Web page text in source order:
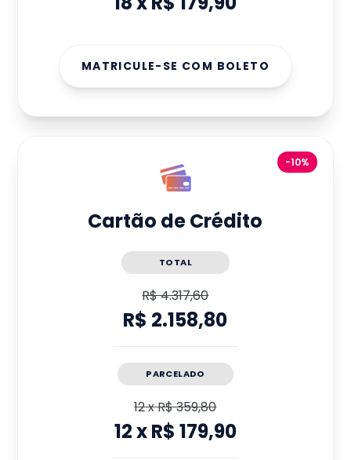
MATRICULE-SE COM BOLETO
-10%
Cartão de Crédito
TOTAL
R$ 4.317,60
R$ 2.158,80
PARCELADO
12xR$ 359,80
12xR$ 179,90